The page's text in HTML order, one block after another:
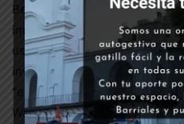
Berni, sin sorpresa, dijo que
imprescindibles”. Coincide
uso de licencia ante los
involucran, D’Alessandro,
“esto podría haber sido
Waldo Wolff, lo que bloquea